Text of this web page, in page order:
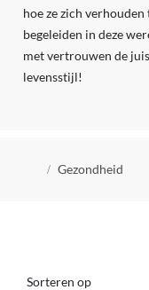
hoe ze zich
begeleiden in deze
met vertrouwen de
levensstijl!
Kruimelpad
Gezondheid
Sorteren op